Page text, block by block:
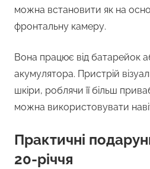
можна встановити як на
фронтальну камеру.
Вона працює від батарейок
акумулятора. Пристрій
шкіри, роблячи її більш
можна використовувати
Практичні
20-річчя